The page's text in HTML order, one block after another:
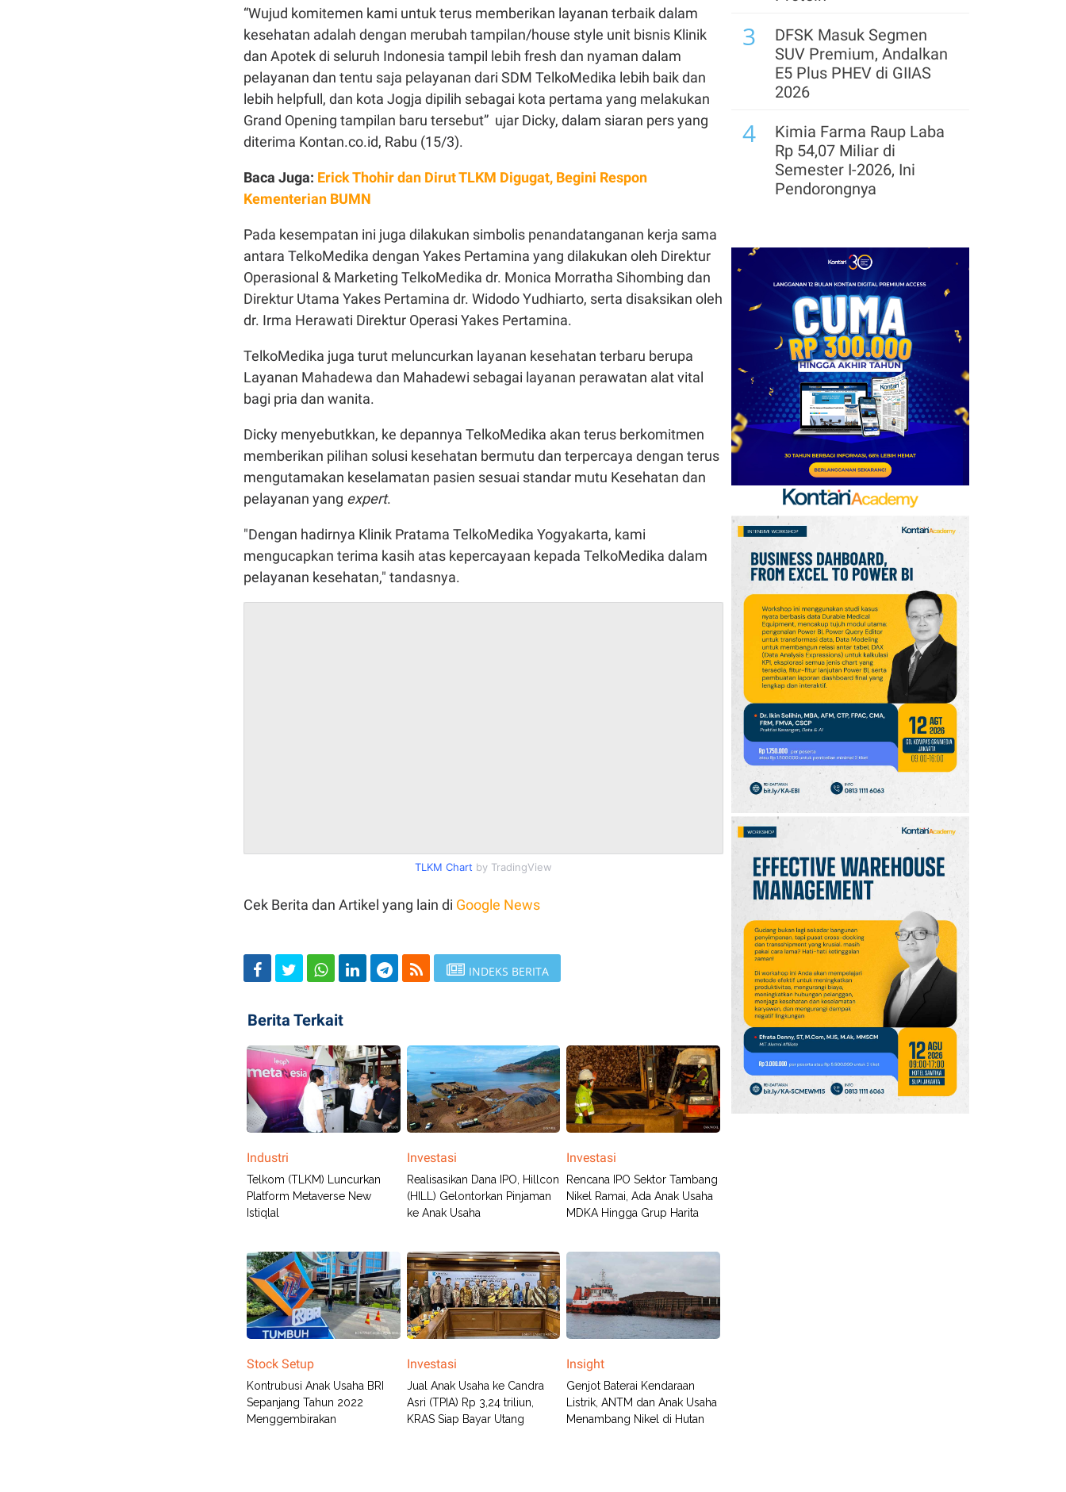
“Wujud komitemen kami untuk terus memberikan layanan terbaik dalam
kesehatan adalah dengan merubah tampilan/house style unit bisnis Klinik
dan Apotek di seluruh Indonesia tampil lebih fresh dan nyaman dalam
pelayanan dan tentu saja pelayanan dari SDM TelkoMedika lebih baik dan
lebih helpfull, dan kota Jogja dipilih sebagai kota pertama yang melakukan
Grand Opening tampilan baru tersebut” ujar Dicky, dalam siaran pers yang
diterima Kontan.co.id, Rabu (15/3).
Baca Juga: Erick Thohir dan Dirut TLKM Digugat, Begini Respon
Kementerian BUMN
Pada kesempatan ini juga dilakukan simbolis penandatanganan kerja sama
antara TelkoMedika dengan Yakes Pertamina yang dilakukan oleh Direktur
Operasional & Marketing TelkoMedika dr. Monica Morratha Sihombing dan
Direktur Utama Yakes Pertamina dr. Widodo Yudhiarto, serta disaksikan oleh
dr. Irma Herawati Direktur Operasi Yakes Pertamina.
TelkoMedika juga turut meluncurkan layanan kesehatan terbaru berupa
Layanan Mahadewa dan Mahadewi sebagai layanan perawatan alat vital
bagi pria dan wanita.
Dicky menyebutkkan, ke depannya TelkoMedika akan terus berkomitmen
memberikan pilihan solusi kesehatan bermutu dan terpercaya dengan terus
mengutamakan keselamatan pasien sesuai standar mutu Kesehatan dan
pelayanan yang expert.
"Dengan hadirnya Klinik Pratama TelkoMedika Yogyakarta, kami
mengucapkan terima kasih atas kepercayaan kepada TelkoMedika dalam
pelayanan kesehatan," tandasnya.
TLKM Chart by TradingView
Cek Berita dan Artikel yang lain di Google News
INDEKS BERITA
Berita Terkait
Industri
Telkom (TLKM) Luncurkan
Platform Metaverse New
Istiqlal
Investasi
Realisasikan Dana IPO, Hillcon
(HILL) Gelontorkan Pinjaman
ke Anak Usaha
Investasi
Rencana IPO Sektor Tambang
Nikel Ramai, Ada Anak Usaha
MDKA Hingga Grup Harita
Stock Setup
Kontrubusi Anak Usaha BRI
Sepanjang Tahun 2022
Menggembirakan
Investasi
Jual Anak Usaha ke Candra
Asri (TPIA) Rp 3,24 triliun,
KRAS Siap Bayar Utang
Insight
Genjot Baterai Kendaraan
Listrik, ANTM dan Anak Usaha
Menambang Nikel di Hutan
3
DFSK Masuk Segmen
SUV Premium, Andalkan
E5 Plus PHEV di GIIAS
2026
4
Kimia Farma Raup Laba
Rp 54,07 Miliar di
Semester I-2026, Ini
Pendorongnya
Rp 38 Triliun, Jadi
Sentimen Positif Bagi
Saham Ritel?
Leapmotor Mulai
Perakitan Lokal, Siapkan
Kapasitas Produksi
34.000 Unit per Tahun
7
Pembangunan Gedung
DPR IKN Masuk Tahap
Struktur
GIIAS 2026 Ditutup,
Persaingan Merek
Otomotif di Indonesia
Makin Sengit
9
Isuzu Perkuat Strategi
Purnajual di GIIAS 2026,
Bidik Efisiensi
Operasional Armada
10 Hino Perkuat Industri
Kendaraan Niaga
Nasional Lewat TKDN
dan Standardisasi
Karoseri